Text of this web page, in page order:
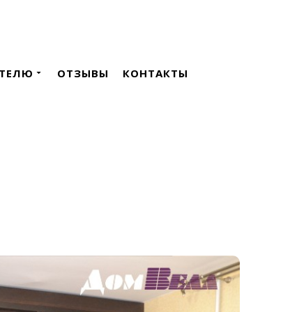
ОТЗЫВЫ КОНТАКТЫ